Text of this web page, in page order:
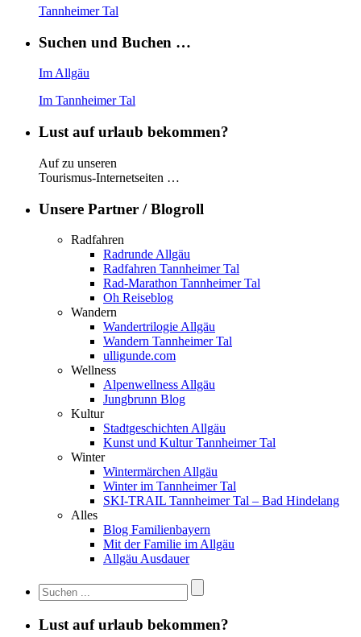
Tannheimer Tal
Suchen und Buchen …
Im Allgäu
Im Tannheimer Tal
Lust auf urlaub bekommen?
Auf zu unseren
Tourismus-Internetseiten …
Unsere Partner / Blogroll
Radfahren
Radrunde Allgäu
Radfahren Tannheimer Tal
Rad-Marathon Tannheimer Tal
Oh Reiseblog
Wandern
Wandertrilogie Allgäu
Wandern Tannheimer Tal
ulligunde.com
Wellness
Alpenwellness Allgäu
Jungbrunn Blog
Kultur
Stadtgeschichten Allgäu
Kunst und Kultur Tannheimer Tal
Winter
Wintermärchen Allgäu
Winter im Tannheimer Tal
SKI-TRAIL Tannheimer Tal – Bad Hindelang
Alles
Blog Familienbayern
Mit der Familie im Allgäu
Allgäu Ausdauer
Lust auf urlaub bekommen?